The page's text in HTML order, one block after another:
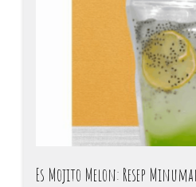
Es Mojito Melon: Resep